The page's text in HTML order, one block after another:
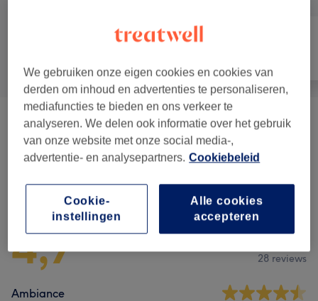
Manicure & Pedicure (7 ) vanaf €15
Reviews
4,7 28 reviews
Ambiance
We gebruiken onze eigen cookies en cookies van
derden om inhoud en advertenties te personaliseren,
mediafuncties te bieden en ons verkeer te
analyseren. We delen ook informatie over het gebruik
van onze website met onze social media-,
advertentie- en analysepartners. Cookiebeleid
Alle cookies
accepteren
Cookie-
instellingen